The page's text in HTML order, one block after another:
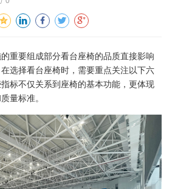
要组成部分看台座椅的品质直接影响
选择看台座椅时，需要重点关注以下六
标不仅关系到座椅的基本功能，更体现
量标准。